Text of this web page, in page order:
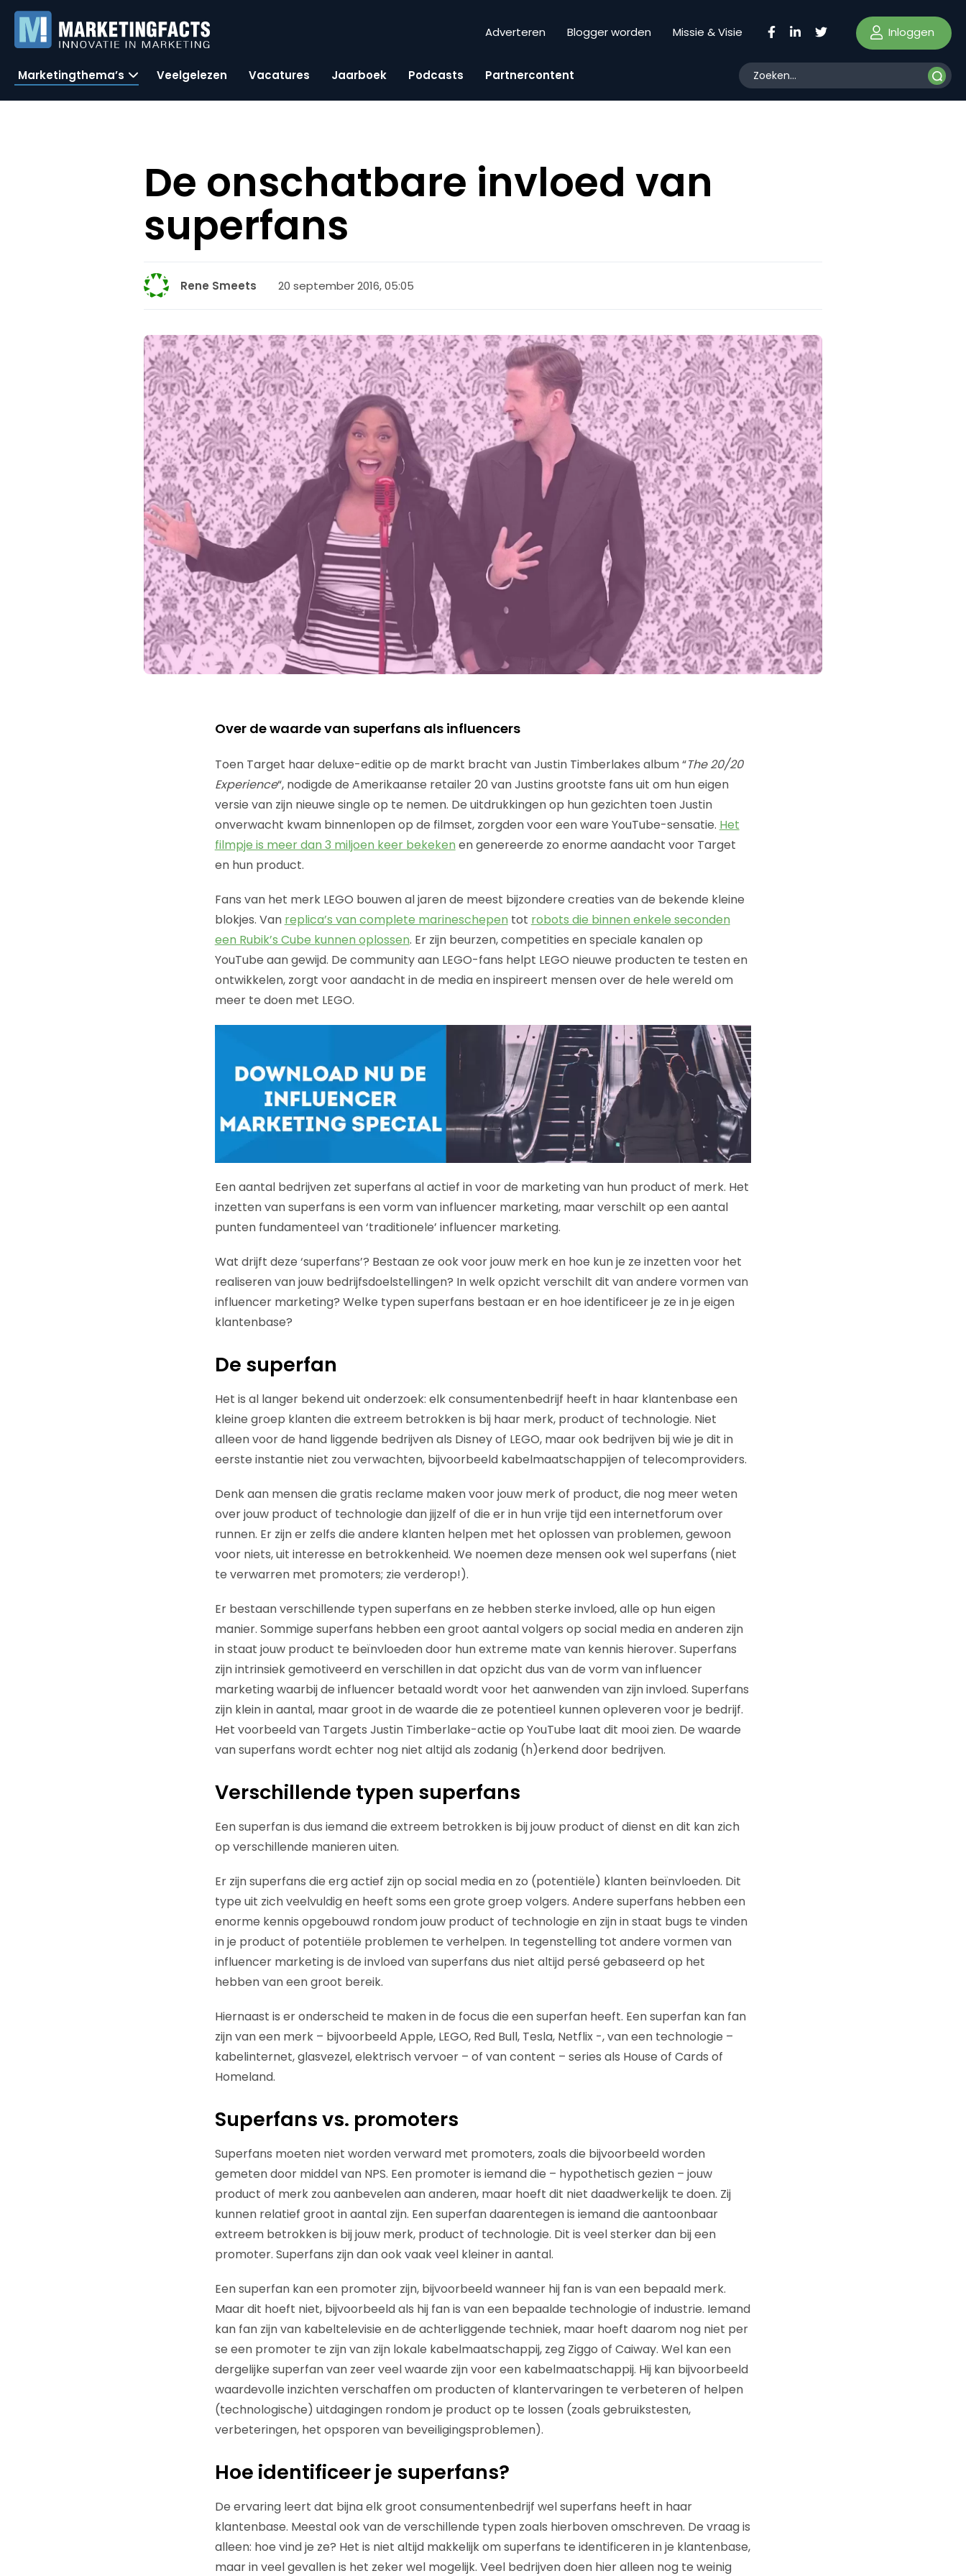
Adverteren Blogger worden Missie & Visie Inloggen
Marketingthema’s Veelgelezen Vacatures Jaarboek Podcasts Partnercontent
De onschatbare invloed van
superfans
Rene Smeets 20 september 2016, 05:05
Over de waarde van superfans als influencers
Toen Target haar deluxe-editie op de markt bracht van Justin Timberlakes album “The 20/20
Experience“, nodigde de Amerikaanse retailer 20 van Justins grootste fans uit om hun eigen
versie van zijn nieuwe single op te nemen. De uitdrukkingen op hun gezichten toen Justin
onverwacht kwam binnenlopen op de filmset, zorgden voor een ware YouTube-sensatie. Het
filmpje is meer dan 3 miljoen keer bekeken en genereerde zo enorme aandacht voor Target
en hun product.
Fans van het merk LEGO bouwen al jaren de meest bijzondere creaties van de bekende kleine
blokjes. Van replica’s van complete marineschepen tot robots die binnen enkele seconden
een Rubik’s Cube kunnen oplossen. Er zijn beurzen, competities en speciale kanalen op
YouTube aan gewijd. De community aan LEGO-fans helpt LEGO nieuwe producten te testen en
ontwikkelen, zorgt voor aandacht in de media en inspireert mensen over de hele wereld om
meer te doen met LEGO.
Een aantal bedrijven zet superfans al actief in voor de marketing van hun product of merk. Het
inzetten van superfans is een vorm van influencer marketing, maar verschilt op een aantal
punten fundamenteel van ‘traditionele’ influencer marketing.
Wat drijft deze ‘superfans’? Bestaan ze ook voor jouw merk en hoe kun je ze inzetten voor het
realiseren van jouw bedrijfsdoelstellingen? In welk opzicht verschilt dit van andere vormen van
influencer marketing? Welke typen superfans bestaan er en hoe identificeer je ze in je eigen
klantenbase?
De superfan
Het is al langer bekend uit onderzoek: elk consumentenbedrijf heeft in haar klantenbase een
kleine groep klanten die extreem betrokken is bij haar merk, product of technologie. Niet
alleen voor de hand liggende bedrijven als Disney of LEGO, maar ook bedrijven bij wie je dit in
eerste instantie niet zou verwachten, bijvoorbeeld kabelmaatschappijen of telecomproviders.
Denk aan mensen die gratis reclame maken voor jouw merk of product, die nog meer weten
over jouw product of technologie dan jijzelf of die er in hun vrije tijd een internetforum over
runnen. Er zijn er zelfs die andere klanten helpen met het oplossen van problemen, gewoon
voor niets, uit interesse en betrokkenheid. We noemen deze mensen ook wel superfans (niet
te verwarren met promoters; zie verderop!).
Er bestaan verschillende typen superfans en ze hebben sterke invloed, alle op hun eigen
manier. Sommige superfans hebben een groot aantal volgers op social media en anderen zijn
in staat jouw product te beïnvloeden door hun extreme mate van kennis hierover. Superfans
zijn intrinsiek gemotiveerd en verschillen in dat opzicht dus van de vorm van influencer
marketing waarbij de influencer betaald wordt voor het aanwenden van zijn invloed. Superfans
zijn klein in aantal, maar groot in de waarde die ze potentieel kunnen opleveren voor je bedrijf.
Het voorbeeld van Targets Justin Timberlake-actie op YouTube laat dit mooi zien. De waarde
van superfans wordt echter nog niet altijd als zodanig (h)erkend door bedrijven.
Verschillende typen superfans
Een superfan is dus iemand die extreem betrokken is bij jouw product of dienst en dit kan zich
op verschillende manieren uiten.
Er zijn superfans die erg actief zijn op social media en zo (potentiële) klanten beïnvloeden. Dit
type uit zich veelvuldig en heeft soms een grote groep volgers. Andere superfans hebben een
enorme kennis opgebouwd rondom jouw product of technologie en zijn in staat bugs te vinden
in je product of potentiële problemen te verhelpen. In tegenstelling tot andere vormen van
influencer marketing is de invloed van superfans dus niet altijd persé gebaseerd op het
hebben van een groot bereik.
Hiernaast is er onderscheid te maken in de focus die een superfan heeft. Een superfan kan fan
zijn van een merk – bijvoorbeeld Apple, LEGO, Red Bull, Tesla, Netflix -, van een technologie –
kabelinternet, glasvezel, elektrisch vervoer – of van content – series als House of Cards of
Homeland.
Superfans vs. promoters
Superfans moeten niet worden verward met promoters, zoals die bijvoorbeeld worden
gemeten door middel van NPS. Een promoter is iemand die – hypothetisch gezien – jouw
product of merk zou aanbevelen aan anderen, maar hoeft dit niet daadwerkelijk te doen. Zij
kunnen relatief groot in aantal zijn. Een superfan daarentegen is iemand die aantoonbaar
extreem betrokken is bij jouw merk, product of technologie. Dit is veel sterker dan bij een
promoter. Superfans zijn dan ook vaak veel kleiner in aantal.
Een superfan kan een promoter zijn, bijvoorbeeld wanneer hij fan is van een bepaald merk.
Maar dit hoeft niet, bijvoorbeeld als hij fan is van een bepaalde technologie of industrie. Iemand
kan fan zijn van kabeltelevisie en de achterliggende techniek, maar hoeft daarom nog niet per
se een promoter te zijn van zijn lokale kabelmaatschappij, zeg Ziggo of Caiway. Wel kan een
dergelijke superfan van zeer veel waarde zijn voor een kabelmaatschappij. Hij kan bijvoorbeeld
waardevolle inzichten verschaffen om producten of klantervaringen te verbeteren of helpen
(technologische) uitdagingen rondom je product op te lossen (zoals gebruikstesten,
verbeteringen, het opsporen van beveiligingsproblemen).
Hoe identificeer je superfans?
De ervaring leert dat bijna elk groot consumentenbedrijf wel superfans heeft in haar
klantenbase. Meestal ook van de verschillende typen zoals hierboven omschreven. De vraag is
alleen: hoe vind je ze? Het is niet altijd makkelijk om superfans te identificeren in je klantenbase,
maar in veel gevallen is het zeker wel mogelijk. Veel bedrijven doen hier alleen nog te weinig